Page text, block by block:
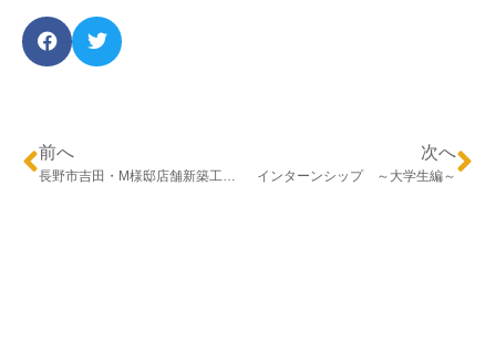
前へ 次へ
インターンシップ ～大学生編～